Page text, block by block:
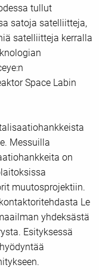
tullut
satoja satelliitteja,
satelliitteja kerralla
Space Labin
Messuilla
on
muutosprojektiin.
Le
yhdeksästä
Esityksessä